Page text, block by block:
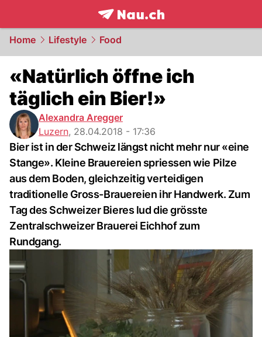
frontpage.NAU.ch
Home Lifestyle Food
«Natürlich öffne ich
täglich ein Bier!»
Alexandra Aregger
Luzern, 28.04.2018 - 17:36
Bier ist in der Schweiz längst nicht mehr nur «eine
Stange». Kleine Brauereien spriessen wie Pilze
aus dem Boden, gleichzeitig verteidigen
traditionelle Gross-Brauereien ihr Handwerk. Zum
Tag des Schweizer Bieres lud die grösste
Zentralschweizer Brauerei Eichhof zum
Rundgang.